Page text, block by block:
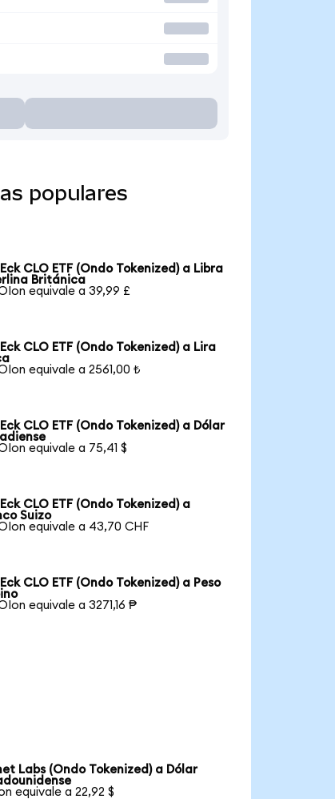
populares
CLO ETF (Ondo Tokenized) a Libra
Británica
equivale a 39,99 £
CLO ETF (Ondo Tokenized) a Lira
equivale a 2561,00 ₺
CLO ETF (Ondo Tokenized) a Dólar
equivale a 75,41 $
CLO ETF (Ondo Tokenized) a
Suizo
equivale a 43,70 CHF
CLO ETF (Ondo Tokenized) a Peso
equivale a 3271,16 ₱
Labs (Ondo Tokenized) a Dólar
equivale a 22,92 $